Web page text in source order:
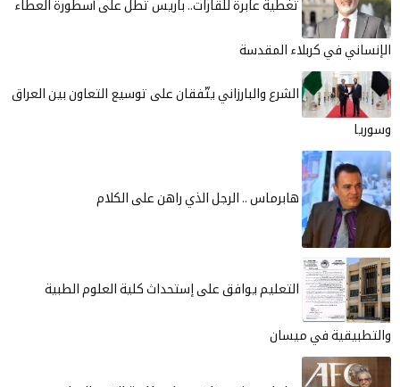
تغطية عابرة للقارات.. باريس تطل على أسطورة العطاء
الإنساني في كربلاء المقدسة
الشرع والبارزاني يتّفقان على توسيع التعاون بين العراق
وسوريا
هابرماس .. الرجل الذي راهن على الكلام
التعليم يوافق على إستحداث كلية العلوم الطبية
والتطبيقية في ميسان